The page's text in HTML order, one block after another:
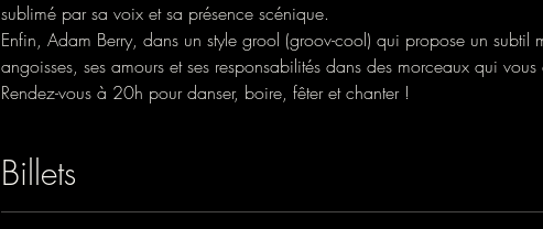
sublimé par sa voix et sa présence scénique.
Enfin, Adam Berry, dans un style grool (groov-cool) qui propose un
angoisses, ses amours et ses responsabilités dans des morceaux qui
Rendez-vous à 20h pour danser, boire, fêter et chanter !
Billets